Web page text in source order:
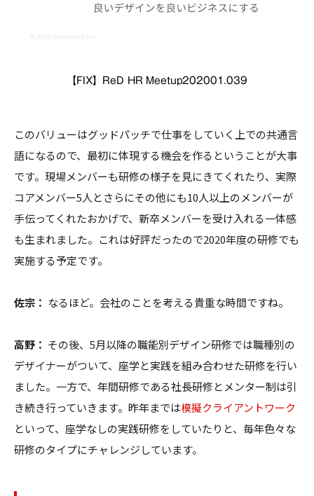
【FIX】ReD HR Meetup202001.039
このバリューはグッドパッチで仕事をしていく上での共通言
語になるので、最初に体現する機会を作るということが大事
です。現場メンバーも研修の様子を見にきてくれたり、実際
コアメンバー5人とさらにその他にも10人以上のメンバーが
手伝ってくれたおかげで、新卒メンバーを受け入れる一体感
も生まれました。これは好評だったので2020年度の研修でも
実施する予定です。
佐宗： なるほど。会社のことを考える貴重な時間ですね。
高野： その後、5月以降の職能別デザイン研修では職種別の
デザイナーがついて、座学と実践を組み合わせた研修を行い
ました。一方で、年間研修である社長研修とメンター制は引
き続き行っていきます。昨年までは模擬クライアントワーク
といって、座学なしの実践研修をしていたりと、毎年色々な
研修のタイプにチャレンジしています。